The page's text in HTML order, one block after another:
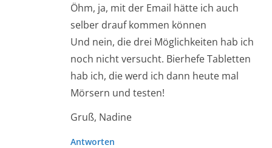
Öhm, ja, mit der Email hätte ich auch
selber drauf kommen können
Und nein, die drei Möglichkeiten hab ich
noch nicht versucht. Bierhefe Tabletten
hab ich, die werd ich dann heute mal
Mörsern und testen!
Gruß, Nadine
Antworten